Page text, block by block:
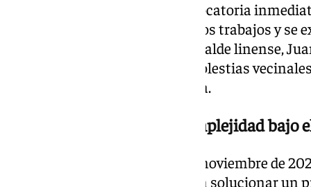
De esta mesa ha salido la convocatoria
él se evaluará el estado real de los trabajos y
concretos de finalización. El alcalde linense,
situación de «crítica» por las molestias
del inicio de la campaña playera.
El origen del cierre: alta complejidad bajo
Las obras, que comenzaron en noviembre de
de 2,2 millones de euros, buscan solucionar un